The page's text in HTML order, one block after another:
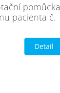
pomůcka
pacienta č.
Detail